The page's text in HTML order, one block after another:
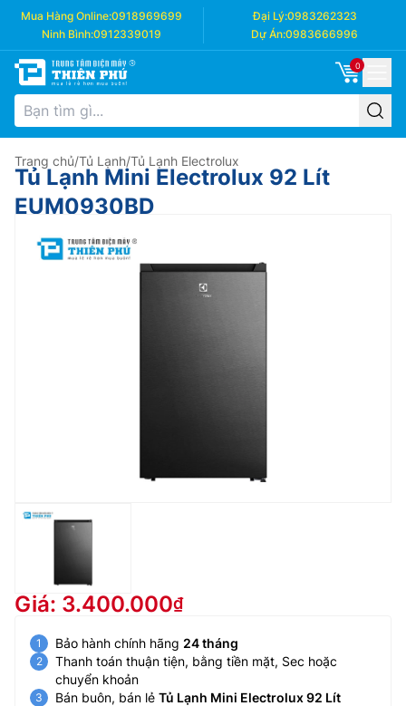
Mua Hàng Online:0918969699 Đại Lý:0983262323
Ninh Bình:0912339019 Dự Án:0983666996
0
Trang chủ/Tủ Lạnh/Tủ Lạnh Electrolux
Tủ Lạnh Mini Electrolux 92 Lít
EUM0930BD
Giá: 3.400.000
Bảo hành chính hãng 24 tháng
Thanh toán thuận tiện, bằng tiền mặt, Sec hoặc
chuyển khoản
Bán buôn, bán lẻ Tủ Lạnh Mini Electrolux 92 Lít